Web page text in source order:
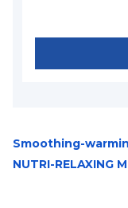
Smoothing-
NUTRI-RELAXING